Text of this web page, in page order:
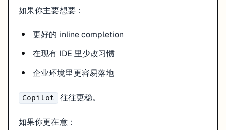
如果你主要想要：
更好的 inline completion
在现有 IDE 里少改习惯
企业环境里更容易落地
Copilot 往往更稳。
如果你更在意：